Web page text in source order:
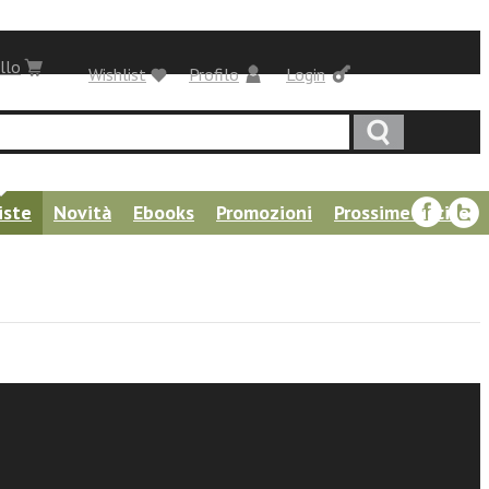
Login
Profilo
Wishlist
Novità Ebooks Promozioni
Prossime uscite